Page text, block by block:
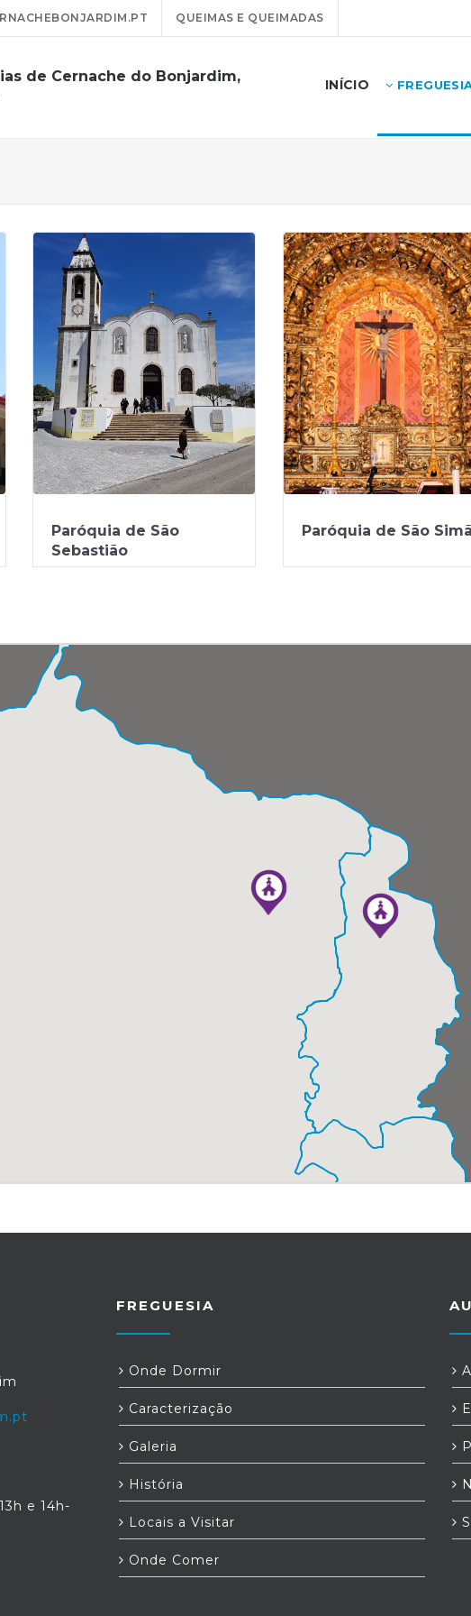
QUEIMAS E QUEIMADAS
de Cernache do Bonjardim,
INÍCIO
Paróquia de São
Sebastião
Paróquia de São
e 14h-
FREGUESIA
Onde Dormir
Caracterização
Galeria
História
Locais a Visitar
Onde Comer